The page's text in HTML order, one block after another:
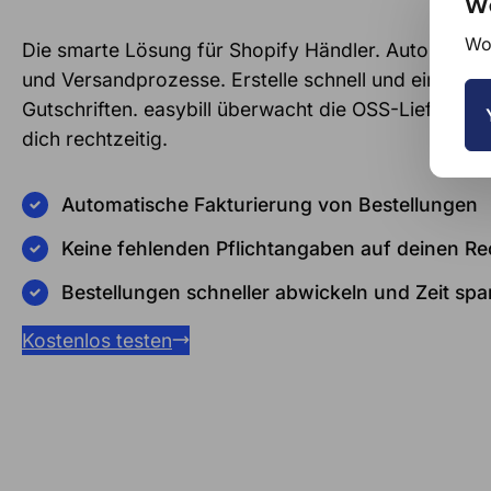
Die smarte Lösung für Shopify Händler.
und Versandprozesse. Erstelle schnell und einfach
Gutschriften. easybill überwacht die OSS-
dich rechtzeitig.
Automatische Fakturierung von Bestellungen
Keine fehlenden Pflichtangaben auf deinen
Bestellungen schneller abwickeln und Zeit
Kostenlos testen